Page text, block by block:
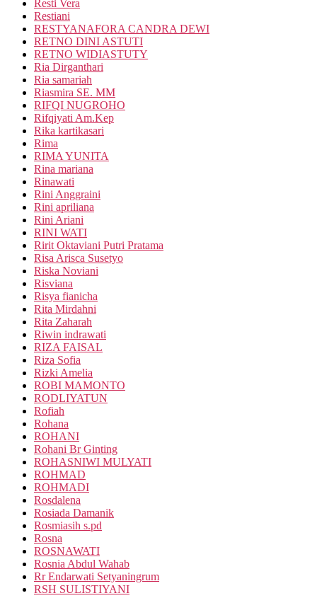
Resti Vera
Restiani
RESTYANAFORA CANDRA DEWI
RETNO DINI ASTUTI
RETNO WIDIASTUTY
Ria Dirganthari
Ria samariah
Riasmira SE. MM
RIFQI NUGROHO
Rifqiyati Am.Kep
Rika kartikasari
Rima
RIMA YUNITA
Rina mariana
Rinawati
Rini Anggraini
Rini apriliana
Rini Ariani
RINI WATI
Ririt Oktaviani Putri Pratama
Risa Arisca Susetyo
Riska Noviani
Risviana
Risya fianicha
Rita Mirdahni
Rita Zaharah
Riwin indrawati
RIZA FAISAL
Riza Sofia
Rizki Amelia
ROBI MAMONTO
RODLIYATUN
Rofiah
Rohana
ROHANI
Rohani Br Ginting
ROHASNIWI MULYATI
ROHMAD
ROHMADI
Rosdalena
Rosiada Damanik
Rosmiasih s.pd
Rosna
ROSNAWATI
Rosnia Abdul Wahab
Rr Endarwati Setyaningrum
RSH SULISTIYANI